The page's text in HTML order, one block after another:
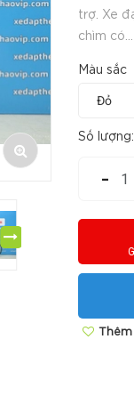
trợ. Xe
chìm có...
Màu sắc
Số lượng:
-